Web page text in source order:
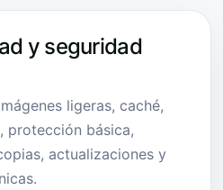
y seguridad
ligeras, caché,
protección básica,
actualizaciones y